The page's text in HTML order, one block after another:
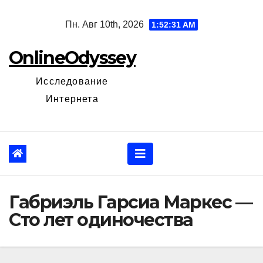
Пн. Авг 10th, 2026 1:52:33 AM
OnlineOdyssey
Исследование
Интернета
Габриэль Гарсиа Маркес —
Сто лет одиночества